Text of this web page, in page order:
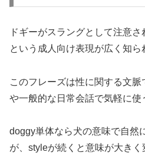
ドギーがスラングとして注意
という成人向け表現が広く知ら
このフレーズは性に関する文
や一般的な日常会話で気軽に使
doggy単体なら犬の意味で自然
が、styleが続くと意味が大きく